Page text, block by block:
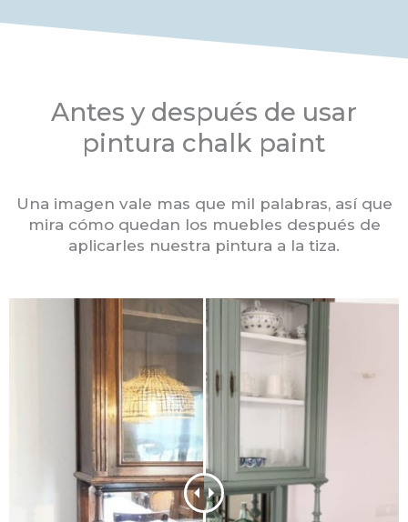
Antes y después de usar
pintura chalk paint
Una imagen vale mas que mil palabras, así que
mira cómo quedan los muebles después de
aplicarles nuestra pintura a la tiza.